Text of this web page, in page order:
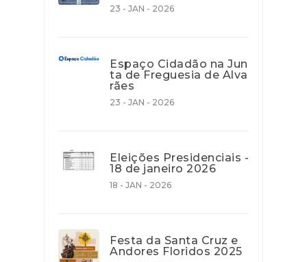
23 - JAN - 2026
Espaço Cidadão na Jun
ta de Freguesia de Alva
rães
23 - JAN - 2026
Eleições Presidenciais -
18 de janeiro 2026
18 - JAN - 2026
Festa da Santa Cruz e
Andores Floridos 2025